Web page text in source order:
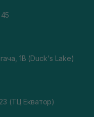
1В (Duck's Lake)
23 (ТЦ Екватор)